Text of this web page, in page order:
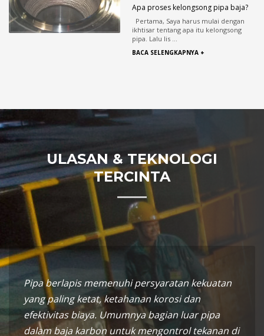
Apa proses kelongsong pipa baja?
Pertama, Saya harus mulai dengan
ikhtisar tentang apa itu kelongsong
pipa. Lalu lis ...
BACA SELENGKAPNYA +
ULASAN & TEKNOLOGI
TERCINTA
Pipa berlapis memenuhi persyaratan kekuatan
yang paling ketat, ketahanan korosi dan
efektivitas biaya. Umumnya bagian luar pipa
dalam baja karbon untuk mengontrol tekanan di